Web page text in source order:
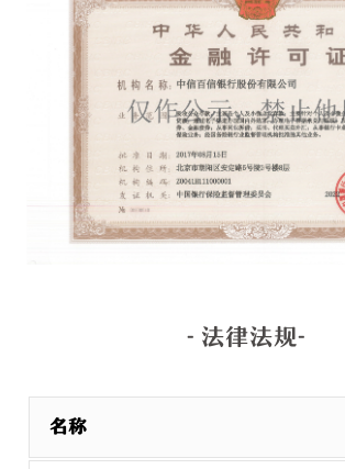
- 法律法规-
名称